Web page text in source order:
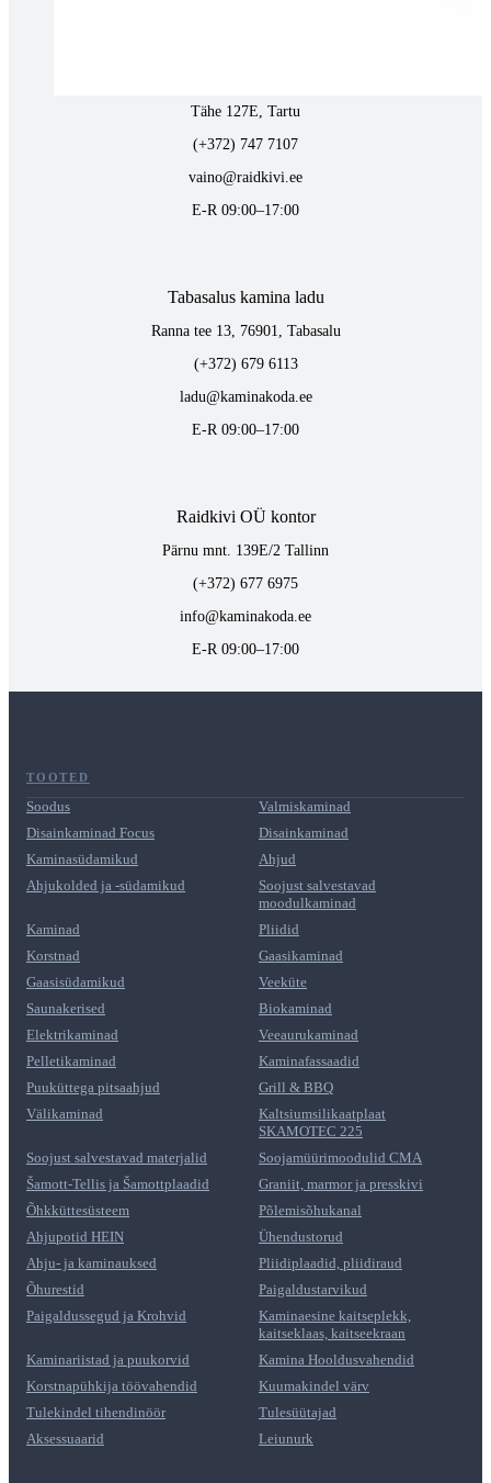
Tähe 127E, Tartu
(+372) 747 7107
vaino@raidkivi.ee
E-R 09:00–17:00
Tabasalus kamina ladu
Ranna tee 13, 76901, Tabasalu
(+372) 679 6113
ladu@kaminakoda.ee
E-R 09:00–17:00
Raidkivi OÜ kontor
Pärnu mnt. 139E/2 Tallinn
(+372) 677 6975
info@kaminakoda.ee
E-R 09:00–17:00
TOOTED
Soodus
Valmiskaminad
Disainkaminad Focus
Disainkaminad
Kaminasüdamikud
Ahjud
Ahjukolded ja -südamikud
Soojust salvestavad
moodulkaminad
Kaminad
Pliidid
Korstnad
Gaasikaminad
Gaasisüdamikud
Veeküte
Saunakerised
Biokaminad
Elektrikaminad
Veeaurukaminad
Pelletikaminad
Kaminafassaadid
Puuküttega pitsaahjud
Grill & BBQ
Välikaminad
Kaltsiumsilikaatplaat
SKAMOTEC 225
Soojust salvestavad materjalid
Soojamüürimoodulid CMA
Šamott-Tellis ja Šamottplaadid
Graniit, marmor ja presskivi
Õhkküttesüsteem
Põlemisõhukanal
Ahjupotid HEIN
Ühendustorud
Ahju- ja kaminauksed
Pliidiplaadid, pliidiraud
Õhurestid
Paigaldustarvikud
Paigaldussegud ja Krohvid
Kaminaesine kaitseplekk,
kaitseklaas, kaitseekraan
Kaminariistad ja puukorvid
Kamina Hooldusvahendid
Korstnapühkija töövahendid
Kuumakindel värv
Tulekindel tihendinöör
Tulesüütajad
Aksessuaarid
Leiunurk